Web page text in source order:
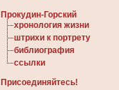
Прокудин-Горский
хронология жизни
штрихи к портрету
библиография
ссылки
Присоединяйтесь!